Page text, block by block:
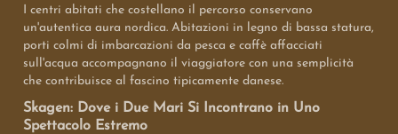
I centri abitati che costellano il percorso conservano
un'autentica aura nordica. Abitazioni in legno di bassa statura,
porti colmi di imbarcazioni da pesca e caffè affacciati
sull'acqua accompagnano il viaggiatore con una semplicità
che contribuisce al fascino tipicamente danese.
Skagen: Dove i Due Mari Si Incontrano in Uno
Spettacolo Estremo